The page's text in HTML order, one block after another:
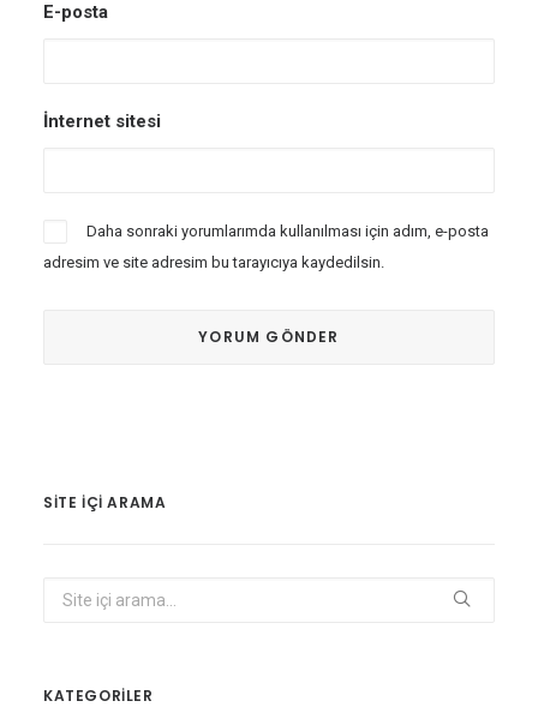
E-posta
İnternet sitesi
Daha sonraki yorumlarımda kullanılması için adım, e-posta
adresim ve site adresim bu tarayıcıya kaydedilsin.
SITE IÇI ARAMA
KATEGORİLER